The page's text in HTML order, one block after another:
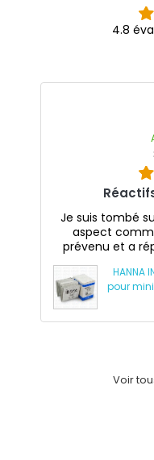
4.8
Je suis tombé
aspect
prévenu et a
HANNA
pour
Voir